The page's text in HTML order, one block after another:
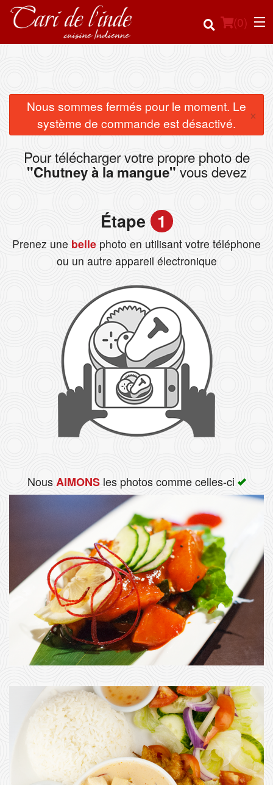
(0)
Commander en ligne
Emplacement
Français
Nous sommes fermés pour le moment. Le
système de commande est désactivé.
×
Pour télécharger votre propre photo de
"Chutney à la mangue"vous devez
Étape 1
Prenez une belle photo en utilisant votre téléphone
ou un autre appareil électronique
NousAIMONSles photos comme celles-ci